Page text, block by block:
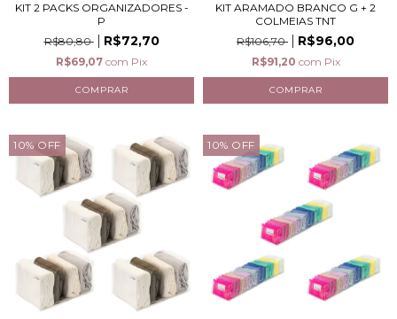
KIT 2 PACKS ORGANIZADORES -
P
R$80,80
R$72,70
R$69,07 com Pix
KIT ARAMADO BRANCO G + 2
COLMEIAS TNT
R$106,70
R$96,00
R$91,20 com Pix
10% OFF 10% OFF